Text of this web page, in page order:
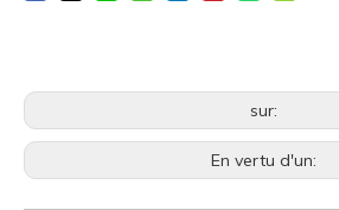
sur:
En vertu d'un: